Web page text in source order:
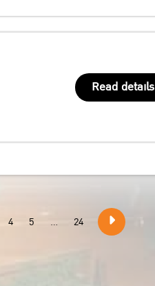
Read details
4 5 ... 24